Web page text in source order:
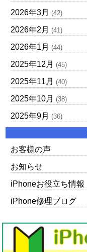
2026年3月 (42)
2026年2月 (41)
2026年1月 (44)
2025年12月 (45)
2025年11月 (40)
2025年10月 (38)
2025年9月 (36)
お客様の声
お知らせ
iPhoneお役立ち情報
iPhone修理ブログ